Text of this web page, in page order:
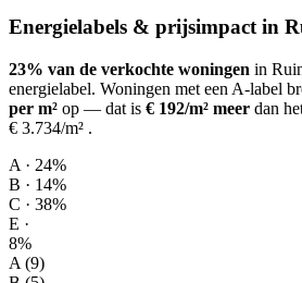
Energielabels & prijsimpact in
23% van de verkochte woningen in
energielabel. Woningen met een A-label
per m² op — dat is € 192/m² meer dan
€ 3.734/m² .
A · 24%
B · 14%
C · 38%
E ·
8%
A (9)